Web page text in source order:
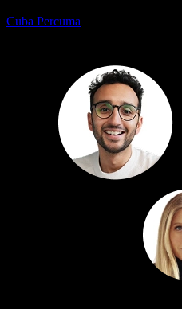
Cuba Percuma